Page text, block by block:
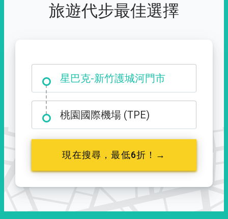
旅遊代步最佳選擇
大霸尖山登山口
桃園國際機場 (TPE)
現在搜尋，最低6折！→